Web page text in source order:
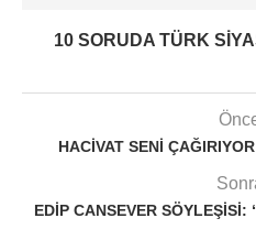
10 SORUDA TÜRK
HACIVAT SENI
EDIP CANSEVER SÖYLEŞISI: